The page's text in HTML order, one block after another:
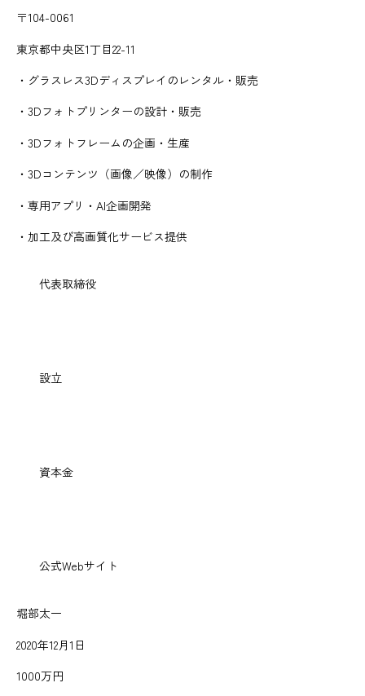
〒104-0061
東京都中央区1丁目22-11
・グラスレス3Dディスプレイのレンタル・販売
・3Dフォトプリンターの設計・販売
・3Dフォトフレームの企画・生産
・3Dコンテンツ（画像／映像）の制作
・専用アプリ・AI企画開発
・加工及び高画質化サービス提供
代表取締役
設立
資本金
公式Webサイト
堀部太一
2020年12月1日
1000万円